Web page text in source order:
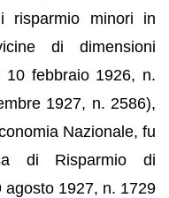
risparmio minori in
di dimensioni
10 febbraio 1926, n.
1927, n. 2586),
Nazionale, fu
di Risparmio di
agosto 1927, n. 1729